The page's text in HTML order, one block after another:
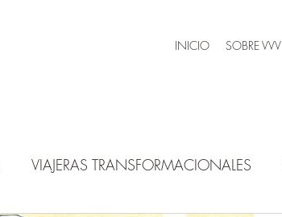
INICIO SOBRE VVV
VIAJERAS TRANSFORMACIONALES